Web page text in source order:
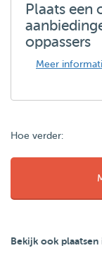
Plaats een
oppassers
Meer
Hoe verder:
Bekijk ook